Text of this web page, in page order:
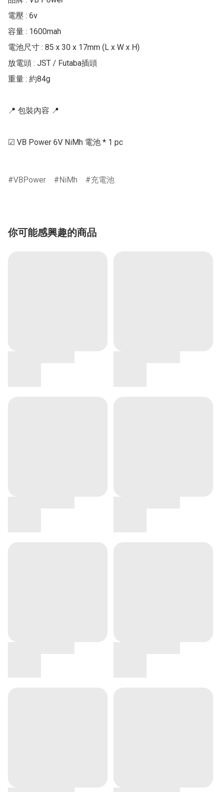
電壓 : 6v
容量 : 1600mah
電池尺寸 : 85 x 30 x 17mm (L x W x H)
放電頭 : JST / Futaba插頭
重量 : 約84g
📍 包裝內容 📍
☑ VB Power 6V NiMh 電池 * 1 pc
VBPower NiMh 充電池
你可能感興趣的商品